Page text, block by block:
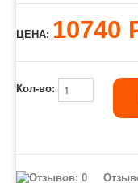
ЦЕНА: 10740
Кол-во: